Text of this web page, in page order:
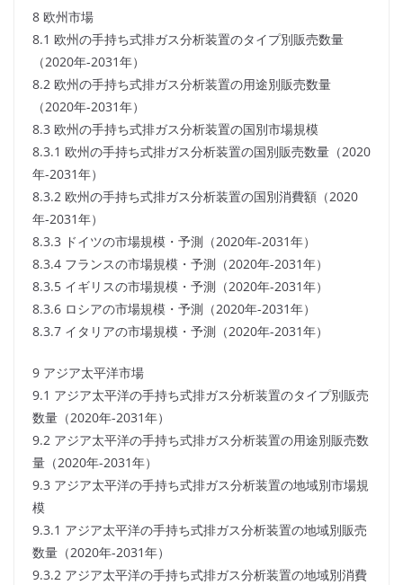
8 欧州市場
8.1 欧州の手持ち式排ガス分析装置のタイプ別販売数量
（2020年-2031年）
8.2 欧州の手持ち式排ガス分析装置の用途別販売数量
（2020年-2031年）
8.3 欧州の手持ち式排ガス分析装置の国別市場規模
8.3.1 欧州の手持ち式排ガス分析装置の国別販売数量（2020
年-2031年）
8.3.2 欧州の手持ち式排ガス分析装置の国別消費額（2020
年-2031年）
8.3.3 ドイツの市場規模・予測（2020年-2031年）
8.3.4 フランスの市場規模・予測（2020年-2031年）
8.3.5 イギリスの市場規模・予測（2020年-2031年）
8.3.6 ロシアの市場規模・予測（2020年-2031年）
8.3.7 イタリアの市場規模・予測（2020年-2031年）
9 アジア太平洋市場
9.1 アジア太平洋の手持ち式排ガス分析装置のタイプ別販売
数量（2020年-2031年）
9.2 アジア太平洋の手持ち式排ガス分析装置の用途別販売数
量（2020年-2031年）
9.3 アジア太平洋の手持ち式排ガス分析装置の地域別市場規
模
9.3.1 アジア太平洋の手持ち式排ガス分析装置の地域別販売
数量（2020年-2031年）
9.3.2 アジア太平洋の手持ち式排ガス分析装置の地域別消費